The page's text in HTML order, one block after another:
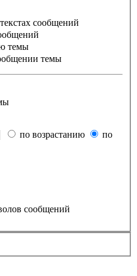
сообщений
темы
темы
по возрастанию
по
сообщений